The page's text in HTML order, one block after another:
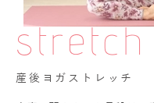
stretch
産後ヨガストレッチ